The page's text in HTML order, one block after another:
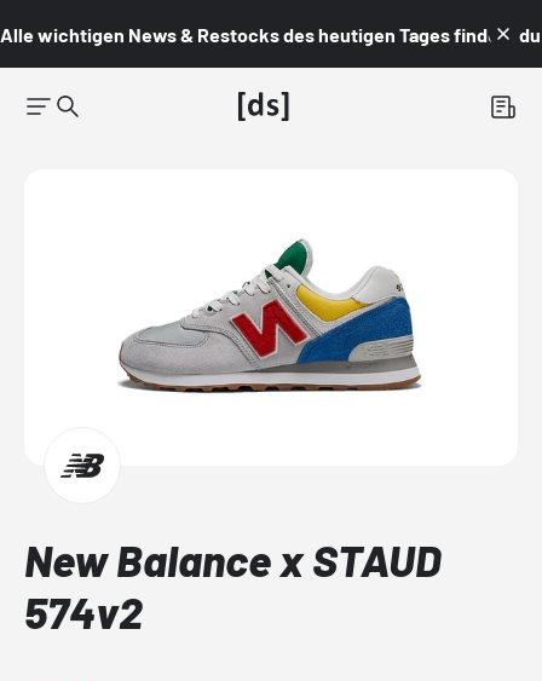
Alle wichtigen News & Restocks des heutigen Tages findest du
New Balance x STAUD
574v2